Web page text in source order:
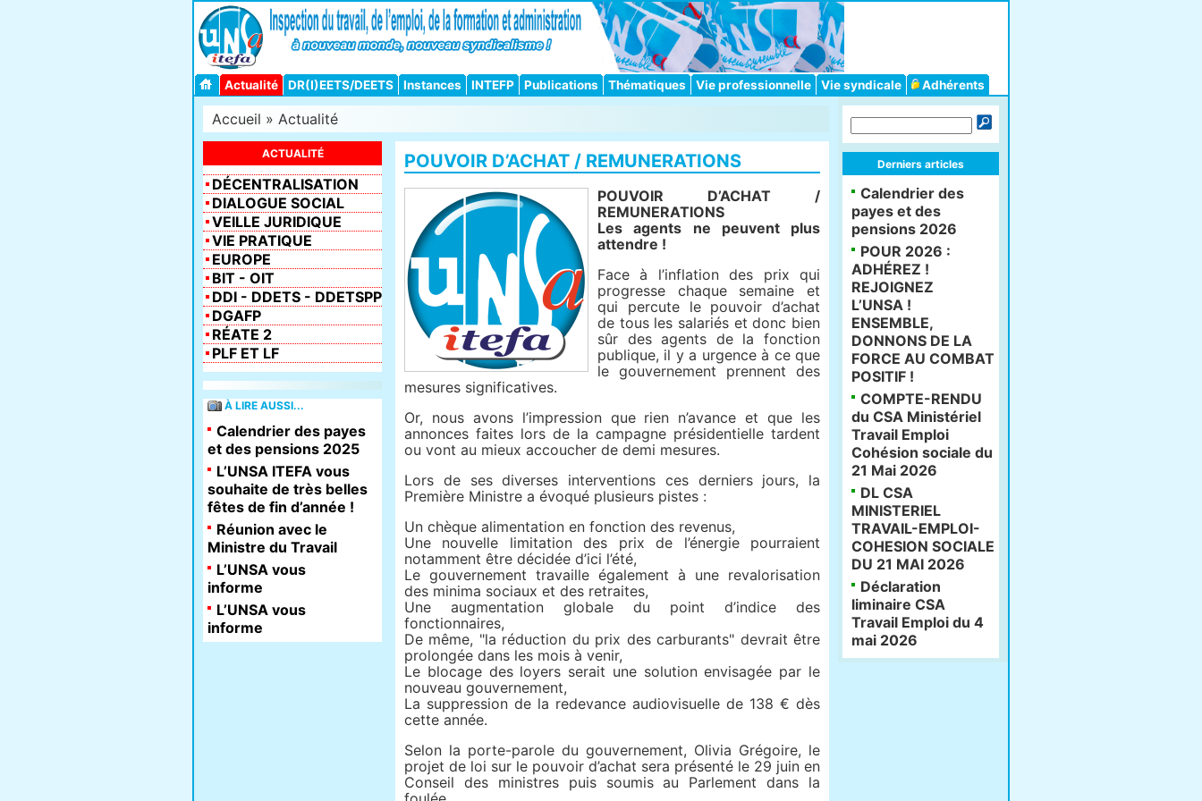
Actualité DR(I)EETS/DEETS Instances INTEFP Publications Thématiques Vie professionnelle Vie syndicale Adhérents
Accueil » Actualité
POUVOIR D’ACHAT / REMUNERATIONS
POUVOIR D’ACHAT /
REMUNERATIONS
Les agents ne peuvent plus
attendre !
Face à l’inflation des prix qui
progresse chaque semaine et
qui percute le pouvoir d’achat
de tous les salariés et donc bien
sûr des agents de la fonction
publique, il y a urgence à ce que
le gouvernement prennent des
mesures significatives.
Or, nous avons l’impression que rien n’avance et que les
annonces faites lors de la campagne présidentielle tardent
ou vont au mieux accoucher de demi mesures.
Lors de ses diverses interventions ces derniers jours, la
Première Ministre a évoqué plusieurs pistes :
Un chèque alimentation en fonction des revenus,
Une nouvelle limitation des prix de l’énergie pourraient
notamment être décidée d’ici l’été,
Le gouvernement travaille également à une revalorisation
des minima sociaux et des retraites,
Une augmentation globale du point d’indice des
fonctionnaires,
De même, "la réduction du prix des carburants" devrait être
prolongée dans les mois à venir,
Le blocage des loyers serait une solution envisagée par le
nouveau gouvernement,
La suppression de la redevance audiovisuelle de 138 € dès
cette année.
Selon la porte-parole du gouvernement, Olivia Grégoire, le
projet de loi sur le pouvoir d’achat sera présenté le 29 juin en
Conseil des ministres puis soumis au Parlement dans la
ACTUALITÉ
DÉCENTRALISATION
DIALOGUE SOCIAL
VEILLE JURIDIQUE
VIE PRATIQUE
EUROPE
BIT - OIT
DDI - DDETS - DDETSPP
DGAFP
RÉATE 2
PLF ET LF
À LIRE AUSSI...
Calendrier des payes
et des pensions 2025
L’UNSA ITEFA vous
souhaite de très belles
fêtes de fin d’année !
Réunion avec le
Ministre du Travail
L’UNSA vous
informe
L’UNSA vous
informe
Derniers articles
Calendrier des
payes et des
pensions 2026
POUR 2026 :
ADHÉREZ !
REJOIGNEZ
L’UNSA !
ENSEMBLE,
DONNONS DE LA
FORCE AU COMBAT
POSITIF !
COMPTE-RENDU
du CSA Ministériel
Travail Emploi
Cohésion sociale du
21 Mai 2026
DL CSA
MINISTERIEL
TRAVAIL-EMPLOI-
COHESION SOCIALE
DU 21 MAI 2026
Déclaration
liminaire CSA
Travail Emploi du 4
mai 2026